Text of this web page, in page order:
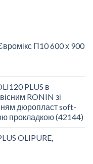
П10 600 х 900
PLUS в
RONIN зі
дюропласт soft-
прокладкою (42144)
OLIPURE,